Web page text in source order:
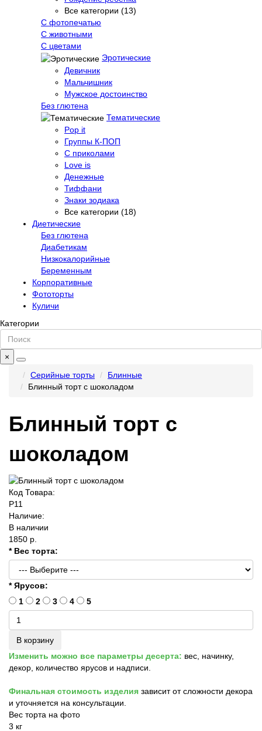
Все категории (13)
С фотопечатью
C животными
С цветами
Эротические
Девичник
Мальчишник
Мужское достоинство
Без глютена
Тематические
Pop it
Группы К-ПОП
С приколами
Love is
Денежные
Тиффани
Знаки зодиака
Все категории (18)
Диетические
Без глютена
Диабетикам
Низкокалорийные
Беременным
Корпоративные
Фототорты
Куличи
Категории
×
Серийные торты
Блинные
Блинный торт с шоколадом
Блинный торт с
шоколадом
Код Товара:
P11
Наличие:
В наличии
1850 р.
* Вес торта:
* Ярусов:
1
2 3 4 5
В корзину
Изменить можно все параметры десерта: вес, начинку,
декор, количество ярусов и надписи.
Финальная стоимость изделия зависит от сложности декора
и уточняется на консультации.
Вес торта на фото
3 кг